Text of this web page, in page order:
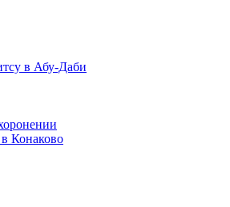
в Абу-Даби
Конаково